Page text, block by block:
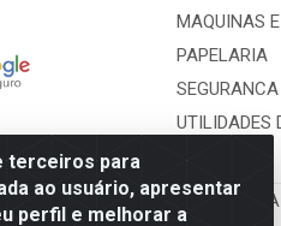
terceiros para
ao usuário, apresentar
perfil e melhorar a
MAQUINAS
PAPELARIA
SEGURANCA
UTILIDADES
Comercio e Distribuicao